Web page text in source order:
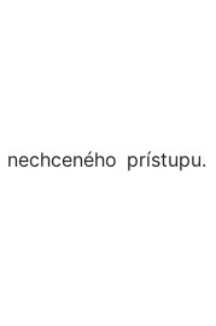
prístupu.